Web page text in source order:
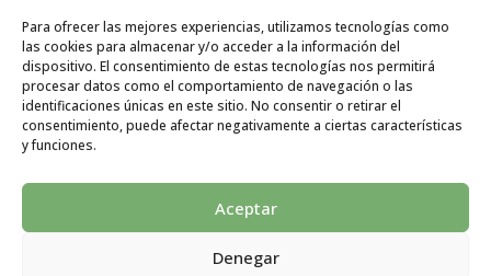
Para ofrecer las mejores experiencias, utilizamos tecnologías como
las cookies para almacenar y/o acceder a la información del
dispositivo. El consentimiento de estas tecnologías nos permitirá
procesar datos como el comportamiento de navegación o las
identificaciones únicas en este sitio. No consentir o retirar el
consentimiento, puede afectar negativamente a ciertas características
y funciones.
Aceptar
Denegar
y olvido de tus datos.